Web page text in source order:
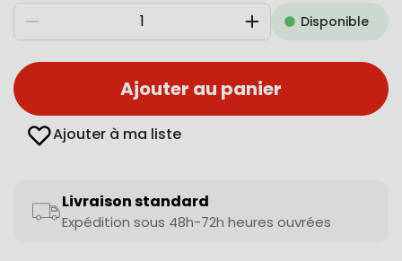
Diminuer AugmenterDisponible
Ajouter au panier
Ajouter à ma liste
Livraison standard
Expédition sous 48h-72h heures ouvrées